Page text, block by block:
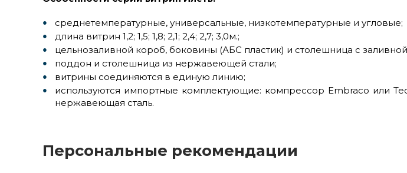
среднетемпературные, универсальные, низкотемпературные и угловые;
длина витрин 1,2; 1,5; 1,8; 2,1; 2,4; 2,7; 3,0м.;
цельнозаливной короб, боковины (АБС пластик) и столешница с
поддон и столешница из нержавеющей стали;
витрины соединяются в единую линию;
используются импортные комплектующие: компрессор Embraco или
нержавеющая сталь.
Персональные рекомендации